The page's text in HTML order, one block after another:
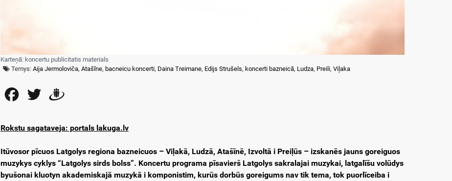
Karteņā: koncertu publicitatis materials
Temys: Aija Jermoloviča, Atašīne, bacneicu koncerti, Daina Treimane, Edijs Strušels, koncerti bazneicā, Ludza, Preili, Viļaka
FacebookTwitter
Rokstu sagataveja: portals lakuga.lv
Itūvosor pīcuos Latgolys regiona bazneicuos – Viļakā, Ludzā, Atašīnē, Izvoltā i Preiļūs – izskanēs jauns goreiguos
muzykys cyklys “Latgolys sirds bolss”. Koncertu programa pīsavierš Latgolys sakralajai muzykai, latgalīšu volūdys
byušonai kluotyn akademiskajā muzykā i komponistim, kurūs dorbūs goreigums nav tik tema, tok puorlīceiba i